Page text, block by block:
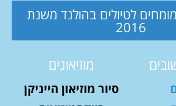
לטיולים בהולנד משנת
2016
מוזיאונים
סיור מוזיאון הייניקן